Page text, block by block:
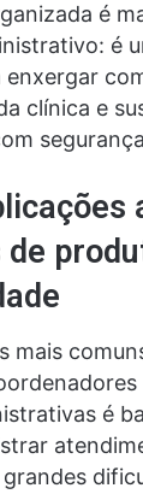
é
é
enxergar
clínica e
mais
é